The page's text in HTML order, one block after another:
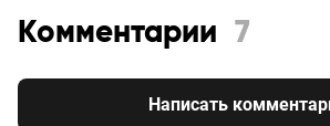
Комментарии 7
Написать